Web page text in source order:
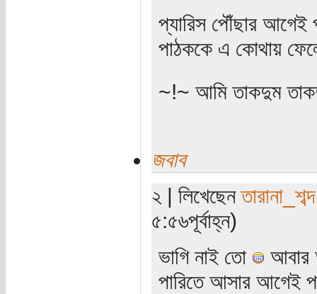
প্যারিস পৌঁছার
পাঠককে এ কোথায়
~!~ আমি তাকদুম
জবাব
২ | লিখেছেনতারানা_শব্দ
৫:৫৬পূর্বাহ্ন)
ভাগি নাই তো
আবার
পারিতে আসার আগেই